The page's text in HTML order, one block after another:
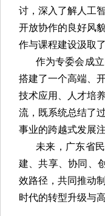
讨，深入了解人工
开放协作的良好风
作与课程建设汲取
作为专委会成
搭建了一个高端、
技术应用、人才培
流，既系统总结了
事业的跨越式发展
未来，广东省
建、共享、协同、
效路径，共同推动
时代的转型升级与